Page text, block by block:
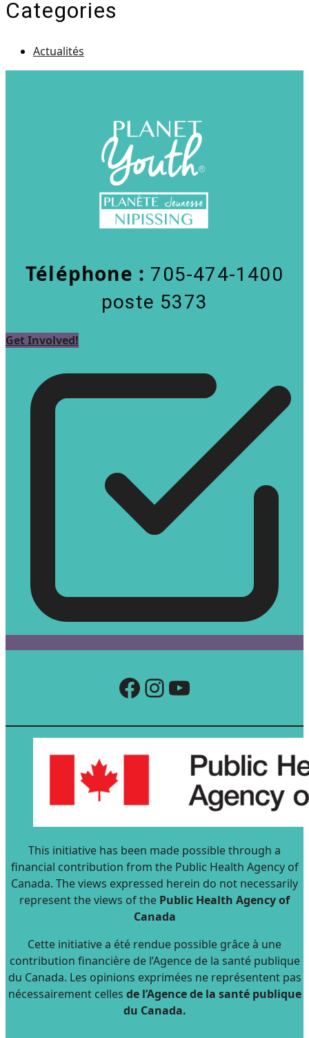
Categories
Actualités
Téléphone : 705-474-1400
poste 5373
Get Involved!
Facebook
Instagram
YouTube
This initiative has been made possible through a
financial contribution from the Public Health Agency of
Canada. The views expressed herein do not necessarily
represent the views of the Public Health Agency of
Canada
Cette initiative a été rendue possible grâce à une
contribution financière de l’Agence de la santé publique
du Canada. Les opinions exprimées ne représentent pas
nécessairement celles de l’Agence de la santé publique
du Canada.